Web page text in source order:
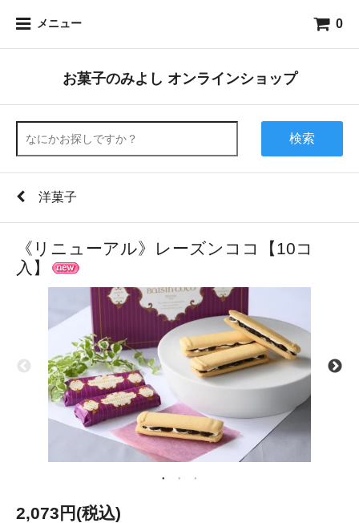
メニュー 0
お菓子のみよし オンラインショップ
検索
洋菓子
《リニューアル》レーズンココ【10コ
入】
2,073円(税込)